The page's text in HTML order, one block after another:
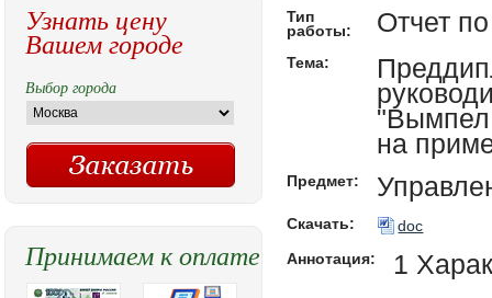
Тип
работы:
Отчет
Тема:
на
Предмет:
Скачать:
doc
Аннотация:
1
Узнать цену
Вашем городе
Выбор города
Принимаем к оплате